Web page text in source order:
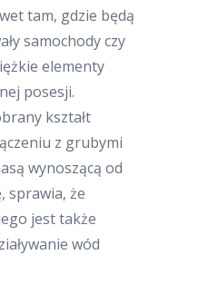
tam, gdzie będą
samochody czy
elementy
posesji.
kształt
z grubymi
wynoszącą od
sprawia, że
jest także
wód